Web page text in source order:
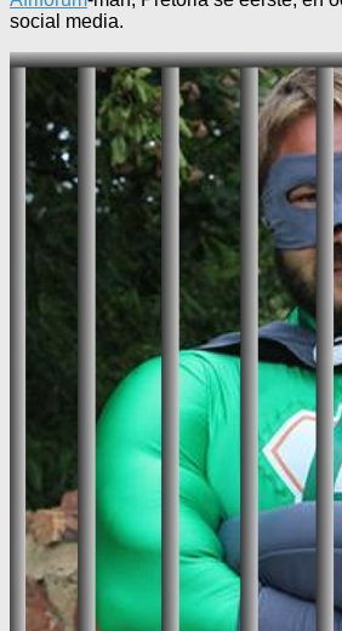
social media.